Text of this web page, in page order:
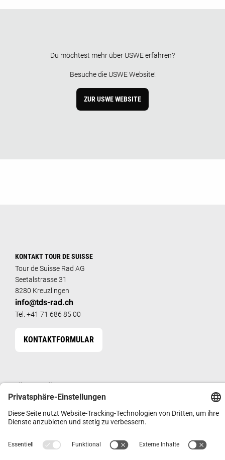
Du möchtest mehr über USWE erfahren?
Besuche die USWE Website!
ZUR USWE WEBSITE
KONTAKT TOUR DE SUISSE
Tour de Suisse Rad AG
Seetalstrasse 31
8280 Kreuzlingen
info@tds-rad.ch
Tel. +41 71 686 85 00
KONTAKTFORMULAR